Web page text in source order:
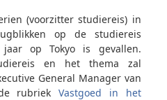
(voorzitter studiereis) in
op de studiereis
op Tokyo is gevallen.
en het thema zal
General Manager van
de rubriekVastgoed in het